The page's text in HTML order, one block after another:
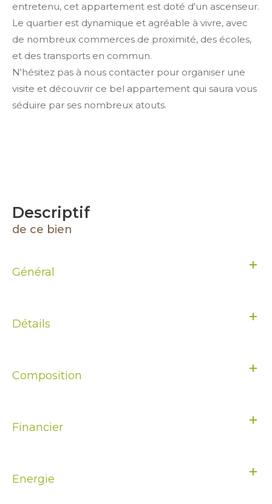
entretenu, cet appartement est doté d'un ascenseur.
Le quartier est dynamique et agréable à vivre, avec
de nombreux commerces de proximité, des écoles,
et des transports en commun.
N'hésitez pas à nous contacter pour organiser une
visite et découvrir ce bel appartement qui saura vous
séduire par ses nombreux atouts.
descriptif
de ce bien
Général
Détails
Composition
Financier
Energie